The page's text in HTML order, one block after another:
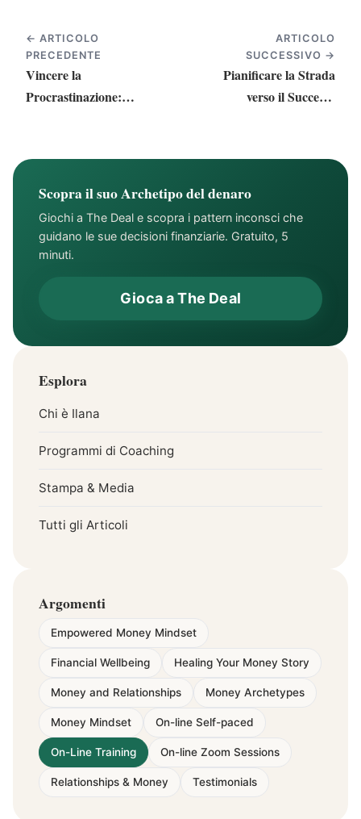
← ARTICOLO
PRECEDENTE
Vincere la
Procrastinazione:
ARTICOLO
SUCCESSIVO →
Pianificare la Strada
verso il Successo
Scopra il suo Archetipo del denaro
Giochi a The Deal e scopra i pattern inconsci che
guidano le sue decisioni finanziarie. Gratuito, 5
minuti.
Gioca a The Deal
Esplora
Chi è Ilana
Programmi di Coaching
Stampa & Media
Tutti gli Articoli
Argomenti
Empowered Money Mindset
Financial Wellbeing Healing Your Money Story
Money and Relationships Money Archetypes
Money Mindset On-line Self-paced
On-Line Training On-line Zoom Sessions
Relationships & Money Testimonials